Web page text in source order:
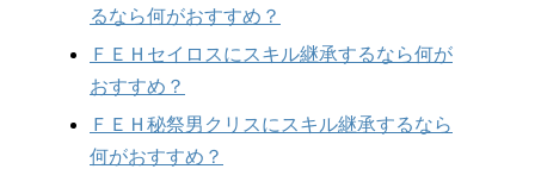
るなら何がおすすめ？
ＦＥＨセイロスにスキル継承するなら何が
おすすめ？
ＦＥＨ秘祭男クリスにスキル継承するなら
何がおすすめ？